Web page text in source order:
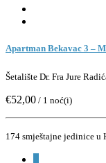
Apartman Bekavac 3 –
Šetalište Dr. Fra Jure
€52,00 / 1 noć(i)
174 smještajne jedinice